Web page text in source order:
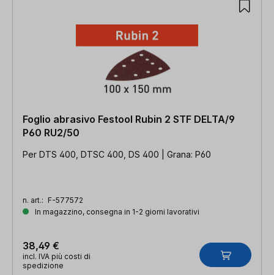
Foglio abrasivo Festool Rubin 2 STF DELTA/9
P60 RU2/50
Per DTS 400, DTSC 400, DS 400 | Grana: P60
n. art.: F-577572
In magazzino, consegna in 1-2 giorni lavorativi
38,49 €
incl. IVA più costi di
spedizione